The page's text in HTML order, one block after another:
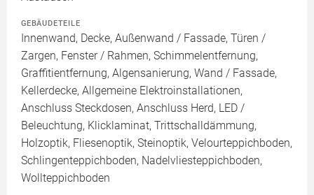
GEBÄUDETEILE
Innenwand, Decke, Außenwand / Fassade, Türen /
Zargen, Fenster / Rahmen, Schimmelentfernung,
Graffitientfernung, Algensanierung, Wand / Fassade,
Kellerdecke, Allgemeine Elektroinstallationen,
Anschluss Steckdosen, Anschluss Herd, LED /
Beleuchtung, Klicklaminat, Trittschalldämmung,
Holzoptik, Fliesenoptik, Steinoptik, Velourteppichboden,
Schlingenteppichboden, Nadelvliesteppichboden,
Wollteppichboden